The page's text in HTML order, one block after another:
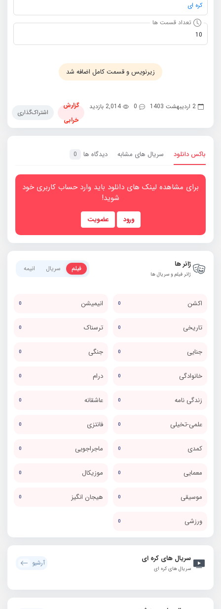
کره ای
تعداد قسمت ها
10
زیرنویس و قسمت کامل اضافه شد
2 اردیبهشت 1403 0 2,014 بازدید
گزارش
خرابی
اشتراک‌گذاری
باکس دانلود سریال های مشابه دیدگاه ها 0
برای مشاهده لینک های دانلود باید وارد حساب کاربری خود
شوید!
ورود عضویت
ژانر ها
ژانر فیلم و سریال ها
فیلم سریال انیمه
اکشن 0 انیمیشن 0
تاریخی 0 ترسناک 0
جنایی 0 جنگی 0
خانوادگی 0 درام 0
زندگی نامه 0 عاشقانه 0
علمی-تخیلی 0 فانتزی 0
کمدی 0 ماجراجویی 0
معمایی 0 موزیکال 0
موسیقی 0 هیجان انگیز 0
ورزشی 0
سریال های کره ای
سریال های کره ای
آرشیو